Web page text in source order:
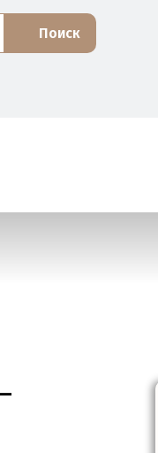
Поиск